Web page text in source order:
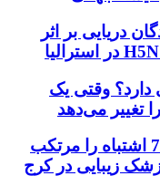
دریایی بر اثر
دارد؟ وقتی یک
تغییر می‌دهد
قبل از اصلاح طرح لبخند، این 7 اشتباه را مرتکب
زیبایی در کرج